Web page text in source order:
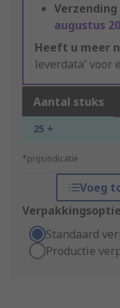
Verzending
augustus
Heeft u meer
leverdata' voor
Aantal stuks
25 +
*prijsindicatie
Voeg
Standaard
Productie